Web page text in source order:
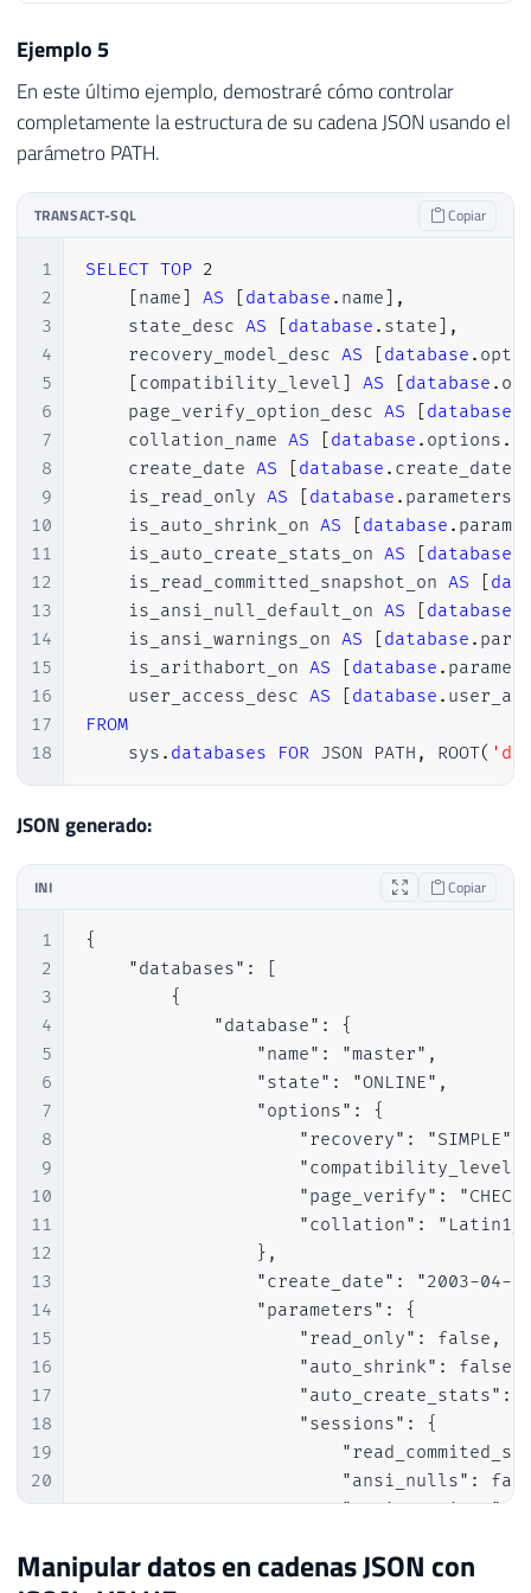
44
46
47
48
        "state": "ONLINE",
        "valor_nulo": null
    }
}
Ejemplo 5
En este último ejemplo, demostraré cómo controlar
completamente la estructura de su cadena JSON usando el
parámetro PATH.
TRANSACT-SQL Copiar
1
2
3
4
5
6
7
8
9
10
11
12
13
14
15
16
17
18
SELECT TOP 2
[name] AS [database . name] ,
    state_desc
AS [database . state] ,
    recovery_model_desc
AS [database .
[compatibility_level] AS [database .
    page_verify_option_desc
AS [database
    collation_name
AS [database . options .
    create_date
AS [database . create_date
    is_read_only
AS [database . parameters
    is_auto_shrink_on
AS [database .
    is_auto_create_stats_on
AS [database
    is_read_committed_snapshot_on
AS [
    is_ansi_null_default_on
AS [database
    is_ansi_warnings_on
AS [database .
    is_arithabort_on
AS [database .
    user_access_desc
AS [database .
FROM
    sys
. databases FOR JSON PATH , ROOT(
JSON generado:
INI Copiar
1
2
3
4
5
6
7
8
9
10
11
12
13
14
15
16
17
18
19
20
21
23
{
    "databases": [
        {
            "database": {
                "name": "master",
                "state": "ONLINE",
                "options": {
                    "recovery": "SIMPLE",
"page_verify":
"collation":
                },
"create_date": "2003-04-
                "parameters": {
                    "read_only": false,
                    "auto_shrink": false,
"auto_create_stats":
                    "sessions": {
"ansi_nulls":
"ansi_warnings":
                    }
Manipular datos en cadenas JSON con